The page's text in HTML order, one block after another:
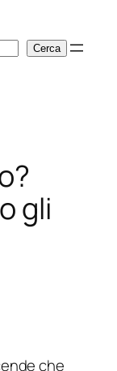
Cerca
gli
che